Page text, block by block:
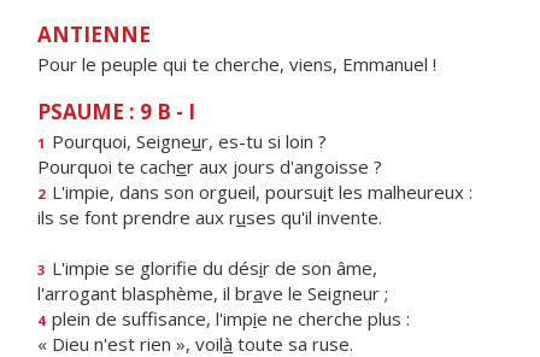
ANTIENNE
Pour le peuple qui te cherche, viens, Emmanuel !
PSAUME : 9 B - I
1 Pourquoi, Seigneur, es-tu si loin ?
Pourquoi te cacher aux jours d'angoisse ?
2 L'impie, dans son orgueil, poursuit les malheureux :
ils se font prendre aux ruses qu'il invente.
3 L'impie se glorifie du désir de son âme,
l'arrogant blasphème, il brave le Seigneur ;
4 plein de suffisance, l'impie ne cherche plus :
« Dieu n'est rien », voilà toute sa ruse.